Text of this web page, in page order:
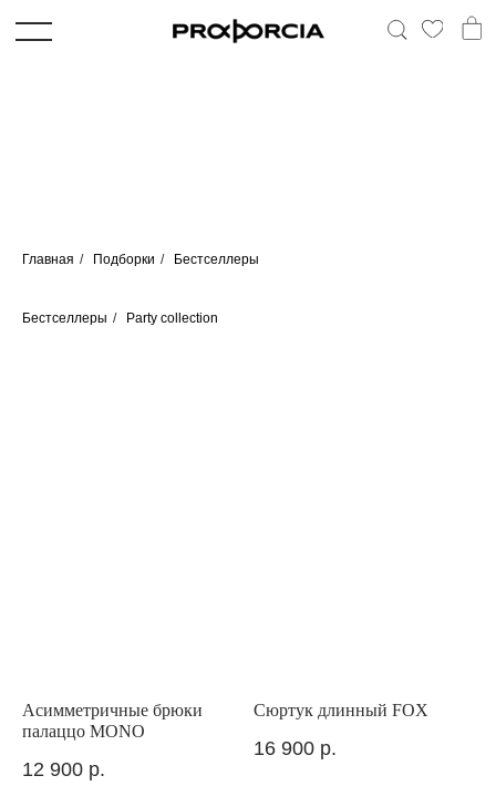
Главная / Подборки / Бестселлеры
Бестселлеры / Party collection
Асимметричные брюки
палаццо MONO
12 900 р.
Сюртук длинный FOX
16 900 р.